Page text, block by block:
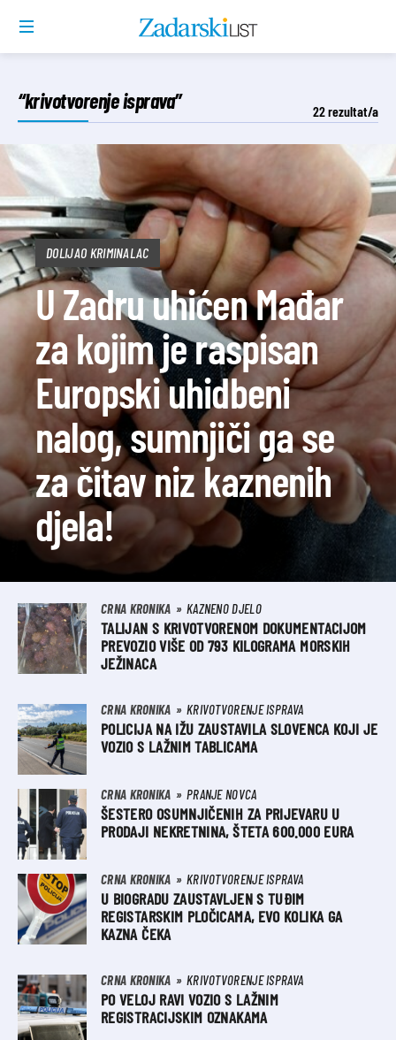
“krivotvorenje isprava” 22rezultat/a
DOLIJAO KRIMINALAC
U Zadru uhićen Mađar
za kojim je raspisan
Europski uhidbeni
nalog, sumnjiči ga se
za čitav niz kaznenih
djela!
CRNA KRONIKA KAZNENO DJELO
TALIJAN S KRIVOTVORENOM DOKUMENTACIJOM
PREVOZIO VIŠE OD 793 KILOGRAMA MORSKIH
JEŽINACA
CRNA KRONIKA KRIVOTVORENJE ISPRAVA
POLICIJA NA IŽU ZAUSTAVILA SLOVENCA KOJI JE
VOZIO S LAŽNIM TABLICAMA
CRNA KRONIKA PRANJE NOVCA
ŠESTERO OSUMNJIČENIH ZA PRIJEVARU U
PRODAJI NEKRETNINA, ŠTETA 600.000 EURA
CRNA KRONIKA KRIVOTVORENJE ISPRAVA
U BIOGRADU ZAUSTAVLJEN S TUĐIM
REGISTARSKIM PLOČICAMA, EVO KOLIKA GA
KAZNA ČEKA
CRNA KRONIKA KRIVOTVORENJE ISPRAVA
PO VELOJ RAVI VOZIO S LAŽNIM
REGISTRACIJSKIM OZNAKAMA